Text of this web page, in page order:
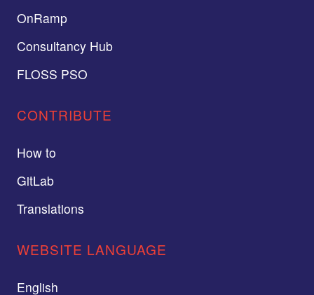
OnRamp
Consultancy Hub
FLOSS PSO
CONTRIBUTE
How to
GitLab
Translations
WEBSITE LANGUAGE
English